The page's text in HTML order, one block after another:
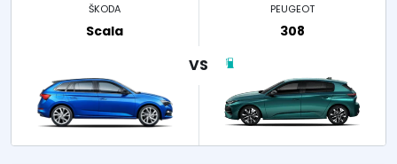
ŠKODA
Scala
PEUGEOT
308